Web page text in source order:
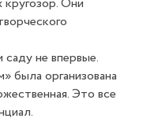
не впервые.
была организована
Это все